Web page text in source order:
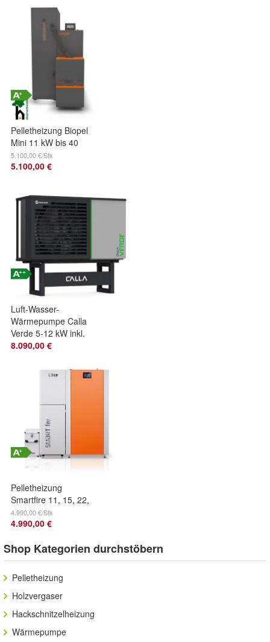
Pelletheizung Biopel
Mini 11 kW bis 40
kW auch mit
Reinigungssystem
5.100,00 €/Stk
5.100,00 €
Luft-Wasser-
Wärmepumpe Calla
Verde 5-12 kW inkl.
Inneneinheit -
8.090,00 €
Pelletheizung
Smartfire 11, 15, 22,
31, 41 kW -
vollautomatischer
4.990,00 €/Stk
4.990,00 €
Shop Kategorien durchstöbern
Pelletheizung
Holzvergaser
Hackschnitzelheizung
Wärmepumpe